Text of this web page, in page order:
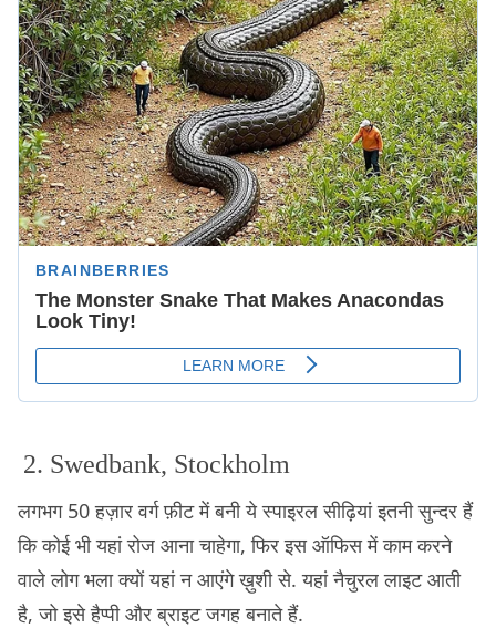
2. Swedbank, Stockholm
लगभग 50 हज़ार वर्ग फ़ीट में बनी ये स्पाइरल सीढ़ियां इतनी सुन्दर हैं
कि कोई भी यहां रोज आना चाहेगा, फिर इस ऑफिस में काम करने
वाले लोग भला क्यों यहां न आएंगे ख़ुशी से. यहां नैचुरल लाइट आती
है, जो इसे हैप्पी और ब्राइट जगह बनाते हैं.